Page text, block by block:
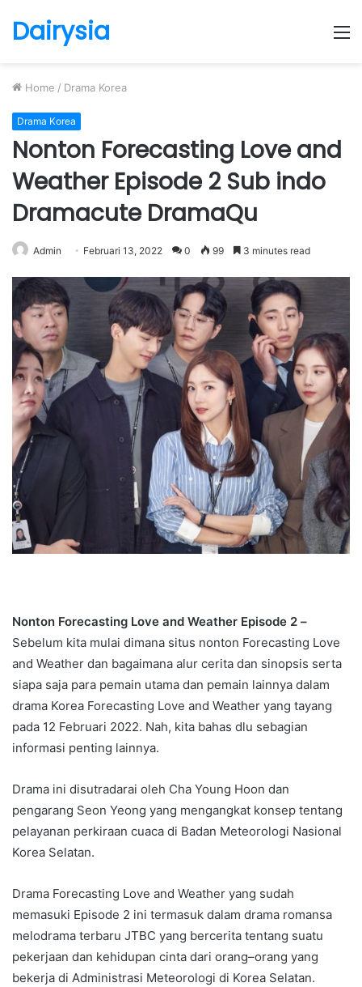
Dairysia
Home / Drama Korea
Drama Korea
Nonton Forecasting Love and
Weather Episode 2 Sub indo
Dramacute DramaQu
Admin Februari 13, 2022 0 99 3 minutes read
Nonton Forecasting Love and Weather Episode 2 –
Sebelum kita mulai dimana situs nonton Forecasting Love
and Weather dan bagaimana alur cerita dan sinopsis serta
siapa saja para pemain utama dan pemain lainnya dalam
drama Korea Forecasting Love and Weather yang tayang
pada 12 Februari 2022. Nah, kita bahas dlu sebagian
informasi penting lainnya.
Drama ini disutradarai oleh Cha Young Hoon dan
pengarang Seon Yeong yang mengangkat konsep tentang
pelayanan perkiraan cuaca di Badan Meteorologi Nasional
Korea Selatan.
Drama Forecasting Love and Weather yang sudah
memasuki Episode 2 ini termasuk dalam drama romansa
melodrama terbaru JTBC yang bercerita tentang suatu
pekerjaan dan kehidupan cinta dari orang–orang yang
bekerja di Administrasi Meteorologi di Korea Selatan.